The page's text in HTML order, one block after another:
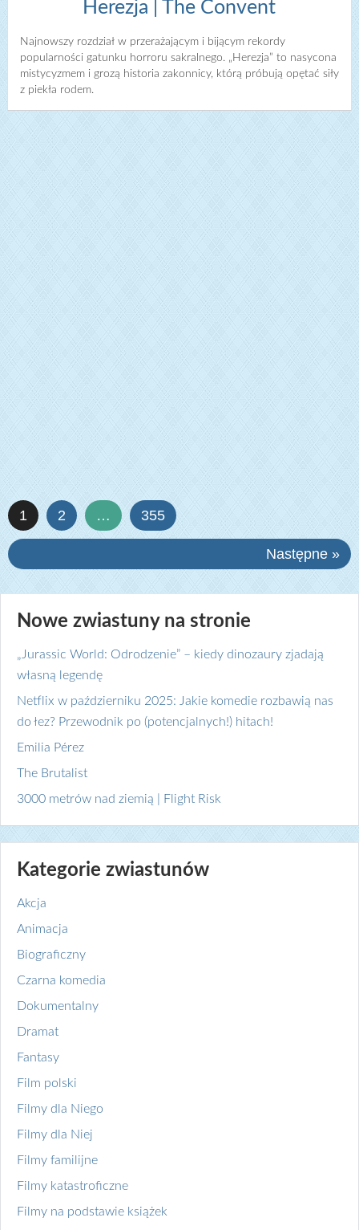
Herezja | The Convent
Najnowszy rozdział w przerażającym i bijącym rekordy
popularności gatunku horroru sakralnego. „Herezja” to nasycona
mistycyzmem i grozą historia zakonnicy, którą próbują opętać siły
z piekła rodem.
1 2 … 355
Następne »
Nowe zwiastuny na stronie
„Jurassic World: Odrodzenie” – kiedy dinozaury zjadają
własną legendę
Netflix w październiku 2025: Jakie komedie rozbawią nas
do łez? Przewodnik po (potencjalnych!) hitach!
Emilia Pérez
The Brutalist
3000 metrów nad ziemią | Flight Risk
Kategorie zwiastunów
Akcja
Animacja
Biograficzny
Czarna komedia
Dokumentalny
Dramat
Fantasy
Film polski
Filmy dla Niego
Filmy dla Niej
Filmy familijne
Filmy katastroficzne
Filmy na podstawie książek